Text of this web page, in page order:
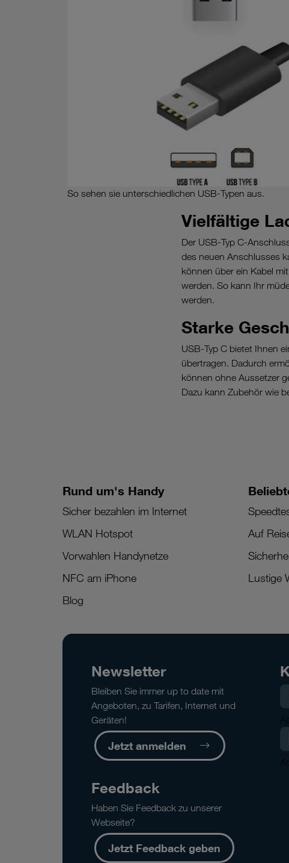
So sehen sie unterschiedlichen USB-Typen aus.
Vielfältige
Der USB-Typ C-
des neuen Anschlusses
können über ein Kabel
werden. So kann Ihr
werden.
Starke
USB-Typ C bietet Ihnen
übertragen. Dadurch
können ohne Aussetzer
Dazu kann Zubehör wie
Rund um's Handy
Sicher bezahlen im Internet
WLAN Hotspot
Vorwahlen Handynetze
NFC am iPhone
Blog
Auf
Lustige
Newsletter
Bleiben Sie immer up to date mit
Angeboten, zu Tarifen, Internet und
Geräten!
Jetzt anmelden
Feedback
Haben Sie Feedback zu unserer
Webseite?
Jetzt Feedback geben